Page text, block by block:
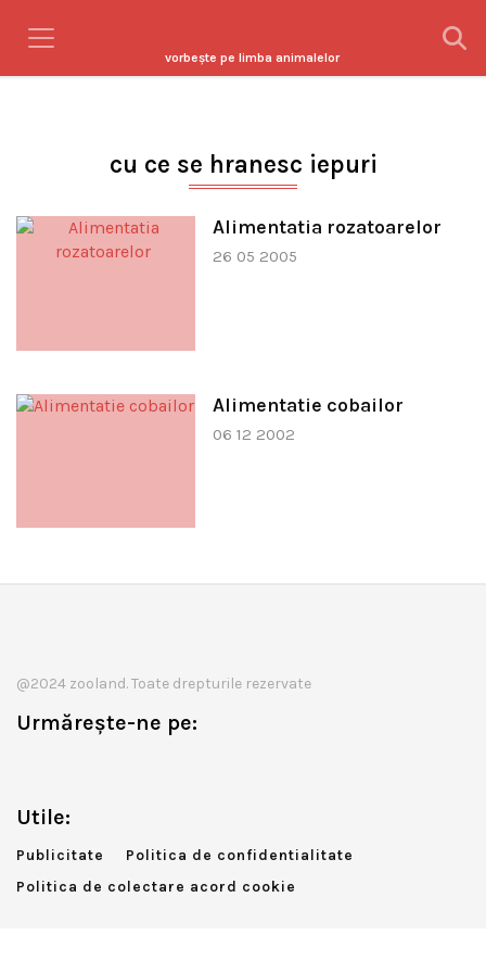
vorbeşte pe limba animalelor
cu ce se hranesc iepuri
Alimentatia rozatoarelor
26 05 2005
Alimentatie cobailor
06 12 2002
@2024 zooland. Toate drepturile rezervate
Urmărește-ne pe:
Utile:
Publicitate
Politica de confidentialitate
Politica de colectare acord cookie